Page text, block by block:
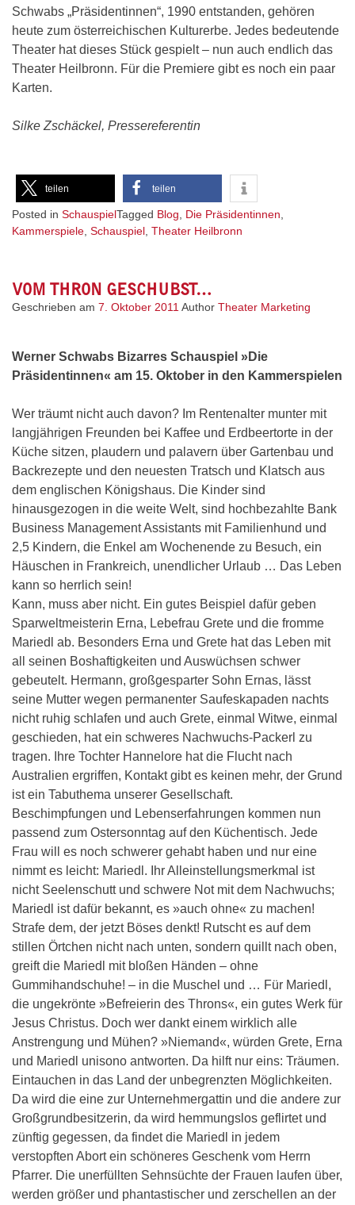
Schwabs „Präsidentinnen“, 1990 entstanden, gehören
heute zum österreichischen Kulturerbe. Jedes bedeutende
Theater hat dieses Stück gespielt – nun auch endlich das
Theater Heilbronn. Für die Premiere gibt es noch ein paar
Karten.
Silke Zschäckel, Pressereferentin
teilen teilen
Posted in SchauspielTagged Blog Die Präsidentinnen
Kammerspiele Schauspiel Theater Heilbronn
VOM THRON GESCHUBST…
Geschrieben am 7. Oktober 2011 Author Theater Marketing
Werner Schwabs Bizarres Schauspiel »Die
Präsidentinnen« am 15. Oktober in den Kammerspielen
Wer träumt nicht auch davon? Im Rentenalter munter mit
langjährigen Freunden bei Kaffee und Erdbeertorte in der
Küche sitzen, plaudern und palavern über Gartenbau und
Backrezepte und den neuesten Tratsch und Klatsch aus
dem englischen Königshaus. Die Kinder sind
hinausgezogen in die weite Welt, sind hochbezahlte Bank
Business Management Assistants mit Familienhund und
2,5 Kindern, die Enkel am Wochenende zu Besuch, ein
Häuschen in Frankreich, unendlicher Urlaub … Das Leben
kann so herrlich sein!
Kann, muss aber nicht. Ein gutes Beispiel dafür geben
Sparweltmeisterin Erna, Lebefrau Grete und die fromme
Mariedl ab. Besonders Erna und Grete hat das Leben mit
all seinen Boshaftigkeiten und Auswüchsen schwer
gebeutelt. Hermann, großgesparter Sohn Ernas, lässt
seine Mutter wegen permanenter Saufeskapaden nachts
nicht ruhig schlafen und auch Grete, einmal Witwe, einmal
geschieden, hat ein schweres Nachwuchs-Packerl zu
tragen. Ihre Tochter Hannelore hat die Flucht nach
Australien ergriffen, Kontakt gibt es keinen mehr, der Grund
ist ein Tabuthema unserer Gesellschaft.
Beschimpfungen und Lebenserfahrungen kommen nun
passend zum Ostersonntag auf den Küchentisch. Jede
Frau will es noch schwerer gehabt haben und nur eine
nimmt es leicht: Mariedl. Ihr Alleinstellungsmerkmal ist
nicht Seelenschutt und schwere Not mit dem Nachwuchs;
Mariedl ist dafür bekannt, es »auch ohne« zu machen!
Strafe dem, der jetzt Böses denkt! Rutscht es auf dem
stillen Örtchen nicht nach unten, sondern quillt nach oben,
greift die Mariedl mit bloßen Händen – ohne
Gummihandschuhe! – in die Muschel und … Für Mariedl,
die ungekrönte »Befreierin des Throns«, ein gutes Werk für
Jesus Christus. Doch wer dankt einem wirklich alle
Anstrengung und Mühen? »Niemand«, würden Grete, Erna
und Mariedl unisono antworten. Da hilft nur eins: Träumen.
Eintauchen in das Land der unbegrenzten Möglichkeiten.
Da wird die eine zur Unternehmergattin und die andere zur
Großgrundbesitzerin, da wird hemmungslos geflirtet und
zünftig gegessen, da findet die Mariedl in jedem
verstopften Abort ein schöneres Geschenk vom Herrn
Pfarrer. Die unerfüllten Sehnsüchte der Frauen laufen über,
werden größer und phantastischer und zerschellen an der